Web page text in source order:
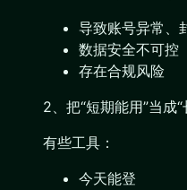
导致账号异常、
数据安全不可控
存在合规风险
2、把“短期能用”当成
有些工具：
今天能登